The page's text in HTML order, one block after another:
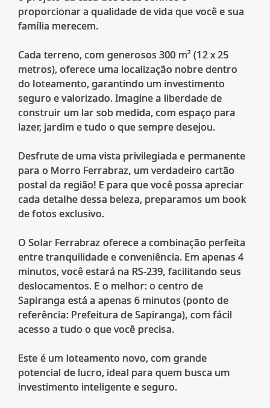
proporcionar a qualidade de vida que você e sua
família merecem.
Cada terreno, com generosos 300 m² (12 x 25
metros), oferece uma localização nobre dentro
do loteamento, garantindo um investimento
seguro e valorizado. Imagine a liberdade de
construir um lar sob medida, com espaço para
lazer, jardim e tudo o que sempre desejou.
Desfrute de uma vista privilegiada e permanente
para o Morro Ferrabraz, um verdadeiro cartão
postal da região! E para que você possa apreciar
cada detalhe dessa beleza, preparamos um book
de fotos exclusivo.
O Solar Ferrabraz oferece a combinação perfeita
entre tranquilidade e conveniência. Em apenas 4
minutos, você estará na RS-239, facilitando seus
deslocamentos. E o melhor: o centro de
Sapiranga está a apenas 6 minutos (ponto de
referência: Prefeitura de Sapiranga), com fácil
acesso a tudo o que você precisa.
Este é um loteamento novo, com grande
potencial de lucro, ideal para quem busca um
investimento inteligente e seguro.